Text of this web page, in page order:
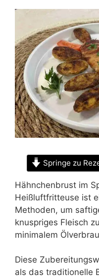
Springe zu
Hähnchenbrust im
Heißluftfritteuse ist
Methoden, um
knuspriges Fleisch
minimalem
Diese
als das traditionelle